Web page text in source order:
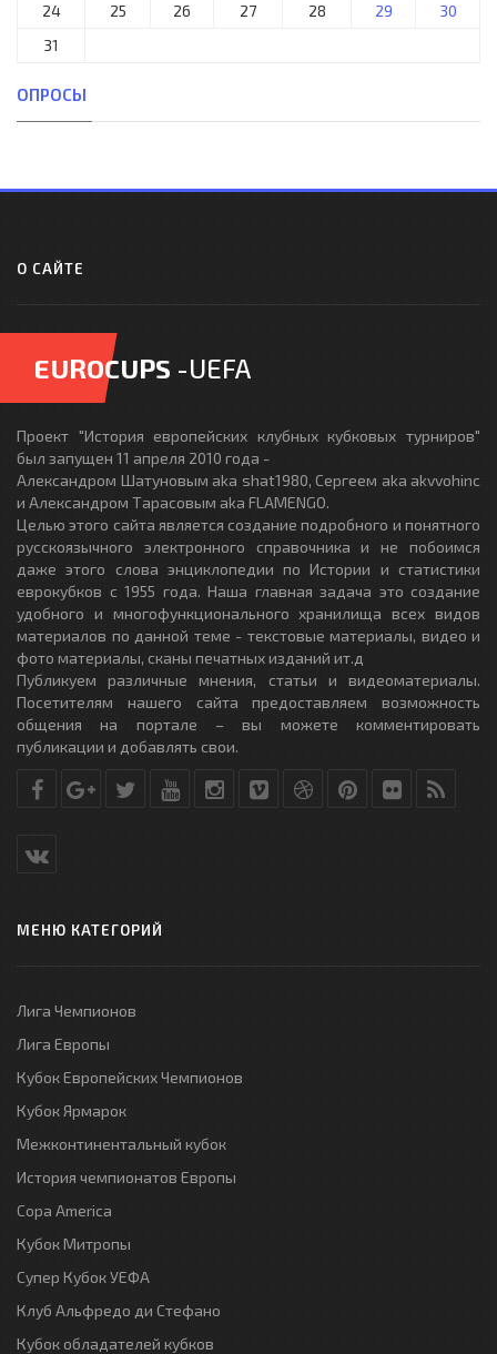
24
25 26 27 28 29
30
31
ОПРОСЫ
О САЙТЕ
EUROCUPS -UEFA
Проект "История европейских клубных кубковых турниров"
был запущен 11 апреля 2010 года -
Александром Шатуновым aka shat1980, Сергеем aka akvvohinc
и Александром Тарасовым aka FLAMENGO.
Целью этого сайта является создание подробного и понятного
русскоязычного электронного справочника и не побоимся
даже этого слова энциклопедии по Истории и статистики
еврокубков с 1955 года. Наша главная задача это создание
удобного и многофункционального хранилища всех видов
материалов по данной теме - текстовые материалы, видео и
фото материалы, сканы печатных изданий ит.д
Публикуем различные мнения, статьи и видеоматериалы.
Посетителям нашего сайта предоставляем возможность
общения на портале – вы можете комментировать
публикации и добавлять свои.
МЕНЮ КАТЕГОРИЙ
Лига Чемпионов
Лига Европы
Кубок Европейских Чемпионов
Кубок Ярмарок
Межконтинентальный кубок
История чемпионатов Европы
Copa America
Кубок Митропы
Супер Кубок УЕФА
Клуб Альфредо ди Стефано
Кубок обладателей кубков